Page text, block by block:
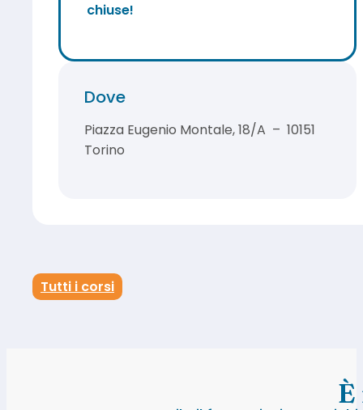
chiuse!
Dove
Piazza Eugenio Montale, 18/A – 10151
Torino
Tutti i corsi